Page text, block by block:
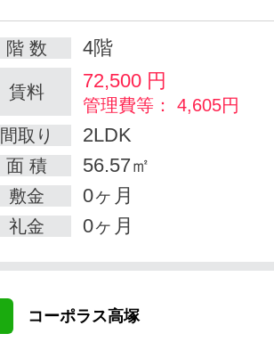
階 数 4階
賃料 72,500 円
管理費等： 4,605円
間取り
2LDK
面 積 56.57㎡
敷金 0ヶ月
礼金 0ヶ月
コーポラス高塚